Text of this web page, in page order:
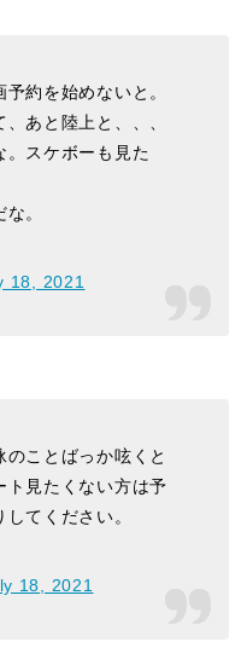
約を始めないと。
あと陸上と、、、
。スケボーも見た
。
18, 2021
ことばっか呟くと
ト見たくない方は予
てください。
18, 2021